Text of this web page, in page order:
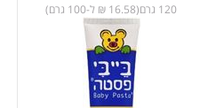
120 גרם(16.58 ₪ ל-100 גרם)